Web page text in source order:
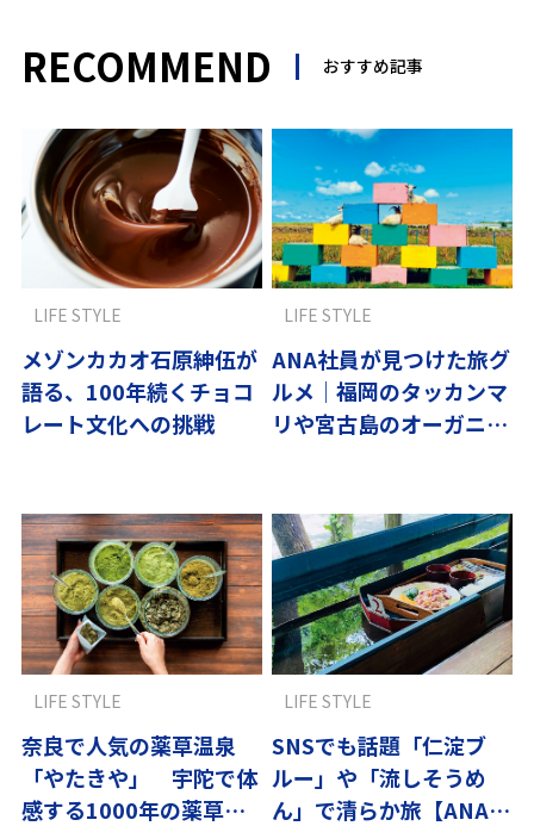
RECOMMEND おすすめ記事
メゾンカカオ石原紳伍が
語る、100年続くチョコ
レート文化への挑戦
LIFE STYLE
ANA社員が見つけた旅グ
ルメ｜福岡のタッカンマ
リや宮古島のオーガニッ
LIFE STYLE
奈良で人気の薬草温泉
「やたきや」 宇陀で体
感する1000年の薬草文
LIFE STYLE
SNSでも話題「仁淀ブ
ルー」や「流しそうめ
ん」で清らか旅【ANA社
LIFE STYLE